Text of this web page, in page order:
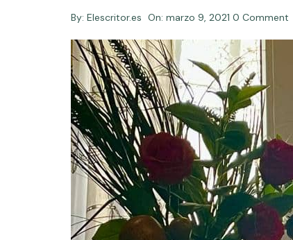
By: Elescritor.es On: marzo 9, 2021 0 Comment